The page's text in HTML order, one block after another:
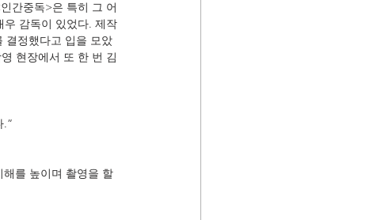
간중독>은 특히 그 어
우 감독이 있었다. 제작
결정했다고 입을 모았
현장에서 또 한 번 김
.”
를 높이며 촬영을 할